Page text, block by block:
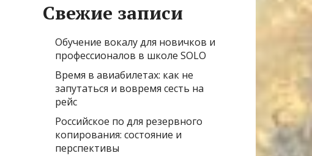
Свежие записи
Обучение вокалу для новичков и
профессионалов в школе SOLO
Время в авиабилетах: как не
запутаться и вовремя сесть на
рейс
Российское по для резервного
копирования: состояние и
перспективы